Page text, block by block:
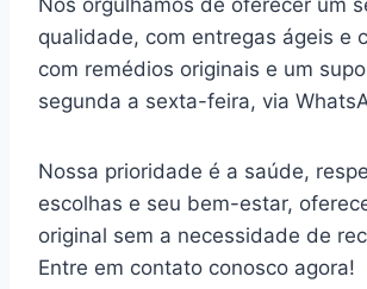
qualidade, com entregas ágeis e
com remédios originais e um
segunda a sexta-feira, via
Nossa prioridade é a saúde,
escolhas e seu bem-estar,
original sem a necessidade de
Entre em contato conosco agora!